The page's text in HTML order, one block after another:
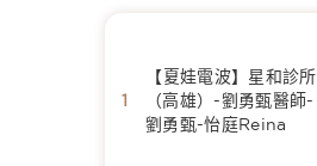
【夏娃電波】星和診所
（高雄）-劉勇甄醫師-
劉勇甄-怡庭Reina